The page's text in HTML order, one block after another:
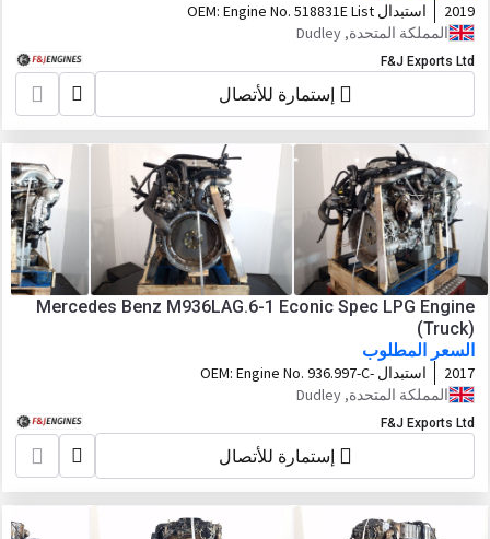
2019 استبدال OEM: Engine No. 518831E List
Number. IW84248U
المملكة المتحدة, Dudley
F&J Exports Ltd
إستمارة للأتصال
Mercedes Benz M936LAG.6-1 Econic Spec LPG Engine
(Truck)
السعر المطلوب
2017 استبدال OEM: Engine No. 936.997-C-
9001948
المملكة المتحدة, Dudley
F&J Exports Ltd
إستمارة للأتصال